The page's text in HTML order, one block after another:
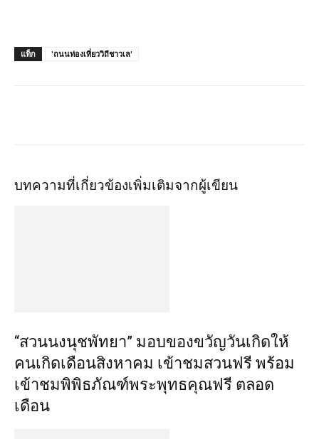
แท็ก 'ถนนท่องเที่ยววิถีชาวเล'
บทความที่เกี่ยวข้องเพิ่มเติมจากผู้เขียน
“สวนนงนุชพัทยา” มอบของขวัญวันเกิดให้
คนเกิดเดือนสิงหาคม เข้าชมสวนฟรี พร้อม
เข้าชมพิพิธภัณฑ์พระพุทธคุณฟรี ตลอด
เดือน